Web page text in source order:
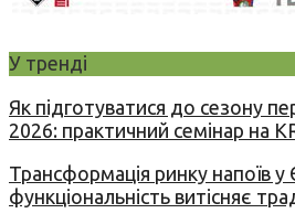
У тренді
Як підготуватися до сезону
2026: практичний семінар на
Трансформація ринку напоїв у
функціональність витісняє